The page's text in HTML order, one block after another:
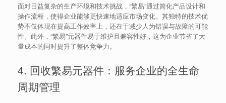
面对日益复杂的生产环境和技术挑战，“繁易”通过简化产品设计和
操作流程，使得企业能够更快速地适应市场变化。其独特的技术优
势不仅体现在提高工作效率上，还在于减少人为错误与故障的可能
性。此外，“繁易”元器件易于维护且兼容性好，这为企业节省了大
量成本的同时提升了整体竞争力。
4. 回收繁易元器件：服务企业的全生命
周期管理